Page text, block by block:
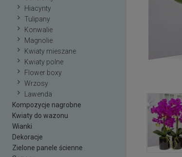
Hiacynty
Tulipany
Konwalie
Magnolie
Kwiaty mieszane
Kwiaty polne
Flower boxy
Wrzosy
Lawenda
Kompozycje nagrobne
Kwiaty do wazonu
Wianki
Dekoracje
Zielone panele ścienne